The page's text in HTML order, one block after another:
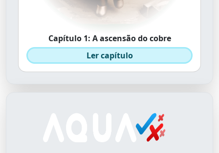
Capítulo 1: A ascensão do cobre
Ler capítulo